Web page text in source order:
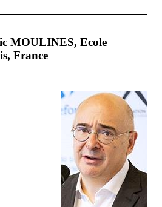
MOULINES, Ecole
France